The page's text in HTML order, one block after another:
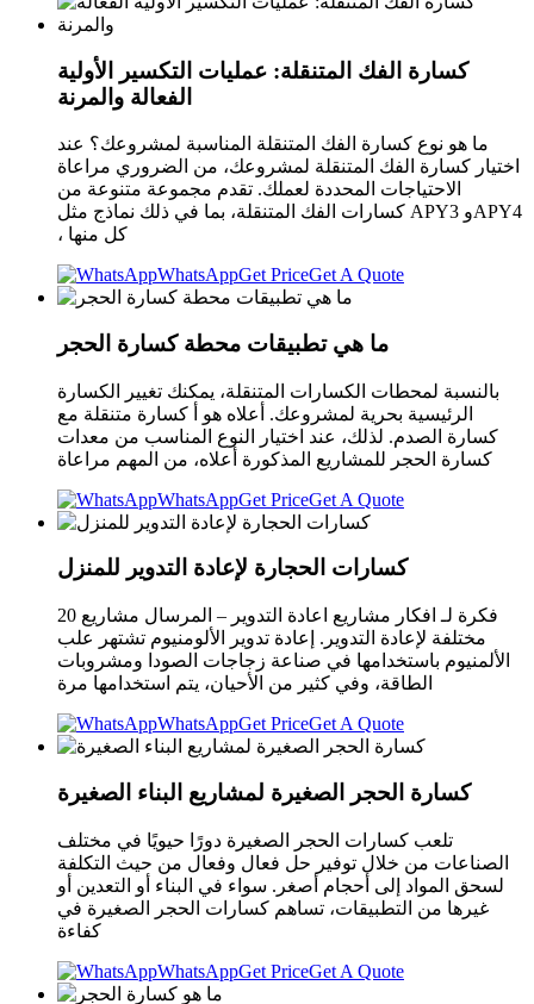
كسارة الفك المتنقلة: عمليات التكسير الأولية
الفعالة والمرنة
ما هو نوع كسارة الفك المتنقلة المناسبة لمشروعك؟ عند
اختيار كسارة الفك المتنقلة لمشروعك، من الضروري مراعاة
الاحتياجات المحددة لعملك. تقدم مجموعة متنوعة من
كسارات الفك المتنقلة، بما في ذلك نماذج مثل APY3 وAPY4
، كل منها
WhatsAppGet PriceGet A Quote
ما هي تطبيقات محطة كسارة الحجر
بالنسبة لمحطات الكسارات المتنقلة، يمكنك تغيير الكسارة
الرئيسية بحرية لمشروعك. أعلاه هو أ كسارة متنقلة مع
كسارة الصدم. لذلك، عند اختيار النوع المناسب من معدات
كسارة الحجر للمشاريع المذكورة أعلاه، من المهم مراعاة
WhatsAppGet PriceGet A Quote
كسارات الحجارة لإعادة التدوير للمنزل
20 فكرة لـ افكار مشاريع اعادة التدوير – المرسال مشاريع
مختلفة لإعادة التدوير. إعادة تدوير الألومنيوم تشتهر علب
الألمنيوم باستخدامها في صناعة زجاجات الصودا ومشروبات
الطاقة، وفي كثير من الأحيان، يتم استخدامها مرة
WhatsAppGet PriceGet A Quote
كسارة الحجر الصغيرة لمشاريع البناء الصغيرة
تلعب كسارات الحجر الصغيرة دورًا حيويًا في مختلف
الصناعات من خلال توفير حل فعال وفعال من حيث التكلفة
لسحق المواد إلى أحجام أصغر. سواء في البناء أو التعدين أو
غيرها من التطبيقات، تساهم كسارات الحجر الصغيرة في
كفاءة
WhatsAppGet PriceGet A Quote